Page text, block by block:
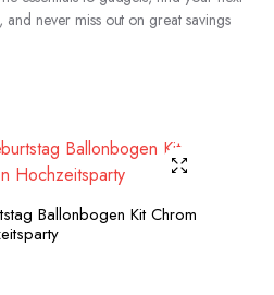
and never miss out on great savings
Ballonbogen Kit Chrom